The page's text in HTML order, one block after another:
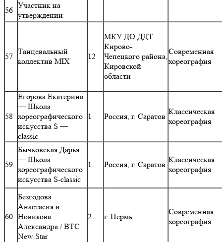
56
Участник на
утверждении
57
Танцевальный
коллектив MIX
12
МКУ ДО ДДТ
Кирово-
Чепецкого района,
Кировской
области
Современная
хореография
58
Егорова Екатерина
— Школа
хореографического
искусства S —
classic
1 Россия, г. Саратов
Классическая
хореография
59
Бычковская Дарья
— Школа
хореографического
искусства S-classic
1 Россия, г. Саратов
Классическая
хореография
60
Безгодова
Анастасия и
Новикова
Александра / ВТС
New Star
2 г. Пермь
Современная
хореография